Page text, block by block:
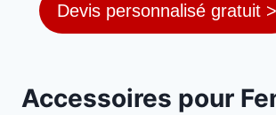
Devis personnalisé gratuit >
Accessoires pour